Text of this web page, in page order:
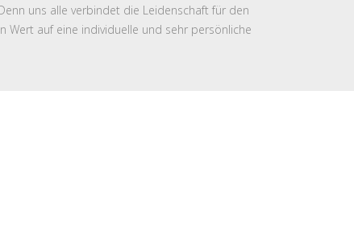
uns alle verbindet die Leidenschaft für den
Wert auf eine individuelle und sehr persönliche